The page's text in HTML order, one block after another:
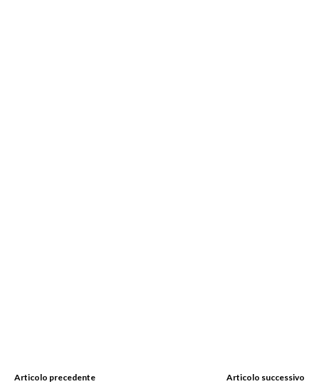
Articolo precedente Articolo successivo